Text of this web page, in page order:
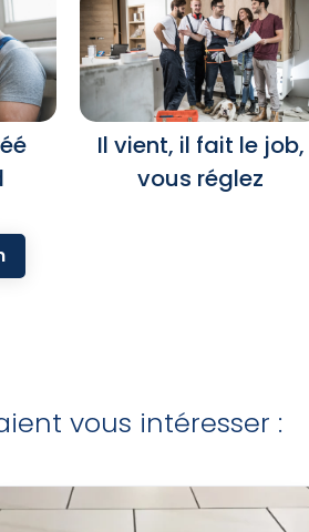
Il vient, il fait le job,
vous réglez
vous intéresser :